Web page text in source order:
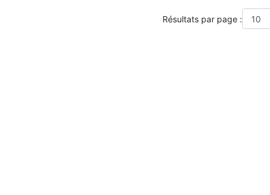
Résultats par page :